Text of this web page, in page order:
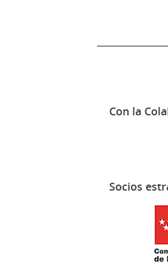
Con la
Socios